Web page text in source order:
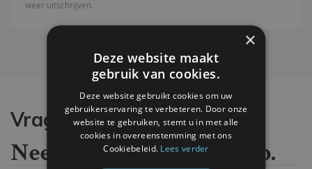
Vragen?
Neem contact met ons op.
×
Deze website maakt
gebruik van cookies.
Deze website gebruikt cookies om uw
gebruikerservaring te verbeteren. Door onze
website te gebruiken, stemt u in met alle
cookies in overeenstemming met ons
Cookiebeleid. Lees verder